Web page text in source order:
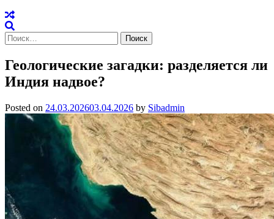
Найти:
Геологические загадки: разделяется ли
Индия надвое?
Posted on 24.03.202603.04.2026 by Sibadmin